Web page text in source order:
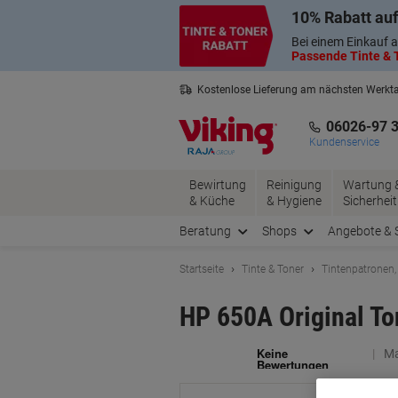
10% Rabatt
Bei einem Einkauf
Passende Tinte &
Kostenlose Lieferung am nächsten
06026-97
Kundenservice
Bewirtung
& Küche
Reinigung
& Hygiene
Wartung
Sicherheit
Beratung Shops Angebote &
Startseite Tinte & Toner
HP 650A Original